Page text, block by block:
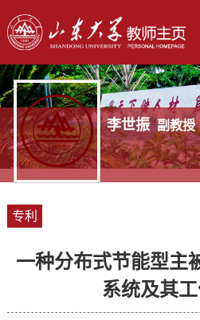
李世振 副教授
专利
一种分布式节能型主
系统及其